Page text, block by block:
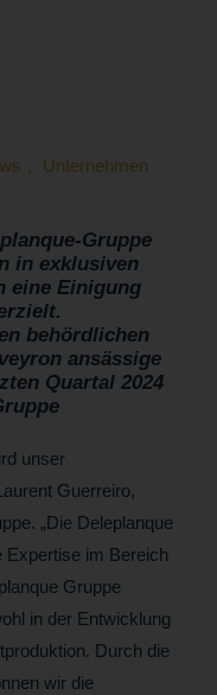
, Unternehmen
Gruppe
in exklusiven
eine Einigung
behördlichen
ansässige
Quartal 2024
unser
Guerreiro,
„Die Deleplanque
Expertise im Bereich
Gruppe
in der Entwicklung
Durch die
wir die